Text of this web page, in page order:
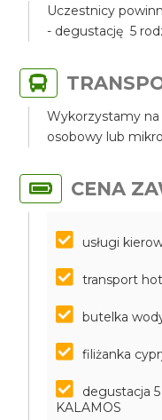
Uczestnicy
- degustację 5
Wykorzystamy
osobowy lub
CENA
usługi
transport
butelka
filiżanka
degustacja
KALAMOS